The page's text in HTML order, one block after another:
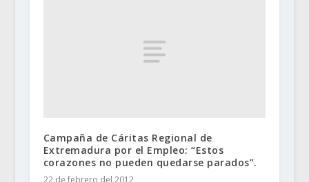
Campaña de Cáritas Regional de
Extremadura por el Empleo: “Estos
corazones no pueden quedarse parados”.
22 de febrero del 2012